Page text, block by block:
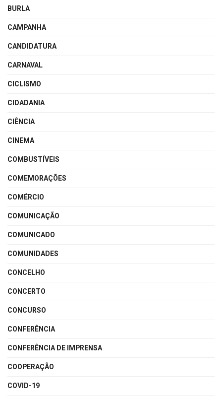
BURLA
CAMPANHA
CANDIDATURA
CARNAVAL
CICLISMO
CIDADANIA
CIÊNCIA
CINEMA
COMBUSTÍVEIS
COMEMORAÇÕES
COMÉRCIO
COMUNICAÇÃO
COMUNICADO
COMUNIDADES
CONCELHO
CONCERTO
CONCURSO
CONFERÊNCIA
CONFERÊNCIA DE IMPRENSA
COOPERAÇÃO
COVID-19